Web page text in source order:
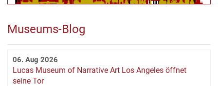
Museums-Blog
06. Aug 2026
Lucas Museum of Narrative Art Los Angeles öffnet
seine Tor